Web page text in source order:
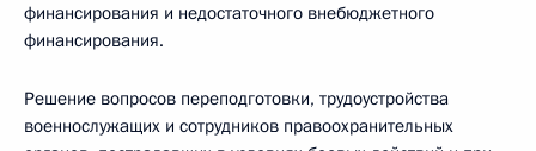
финансирования и недостаточного внебюджетного
финансирования.
Решение вопросов переподготовки, трудоустройства
военнослужащих и сотрудников правоохранительных